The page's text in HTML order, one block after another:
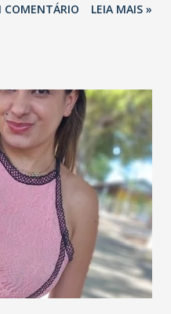
Tamboril (Posto SÃO
(Posto LAGOA DE
(Posto SEDE): 37.2 mm.
35.4 mm.
COMENTÁRIO LEIA MAIS »